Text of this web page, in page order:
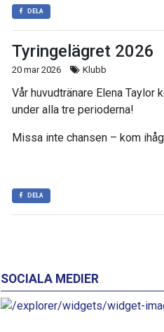
DELA
Tyringelägret 2026
20 mar 2026 Klubb
Vår huvudtränare Elena Taylor
under alla tre perioderna!
Missa inte chansen – kom
DELA
SOCIALA MEDIER